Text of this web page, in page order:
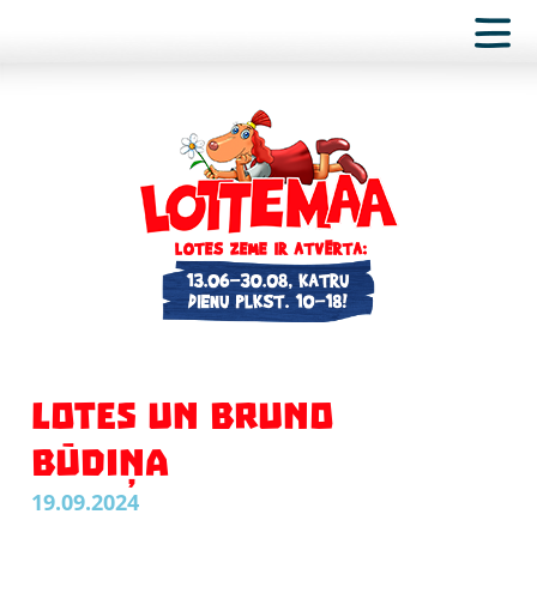
LOTES UN BRUNO
BŪDIŅA
19.09.2024